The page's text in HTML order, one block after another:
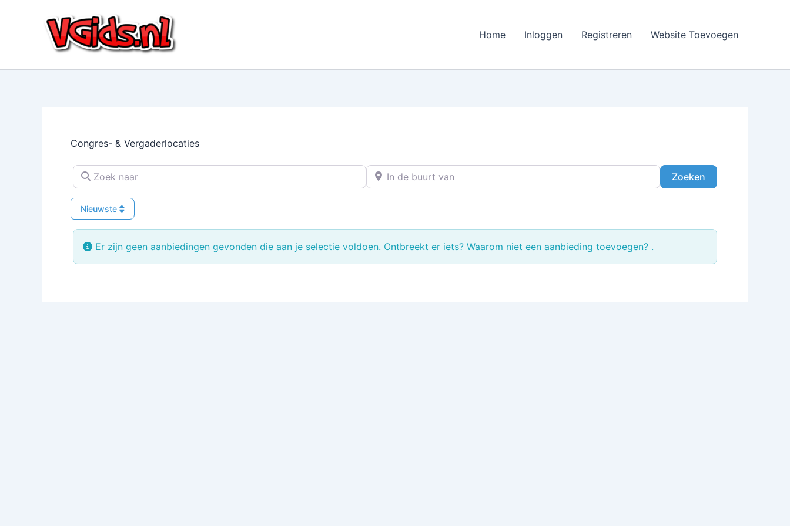
Home Inloggen Registreren Website Toevoegen
Congres- & Vergaderlocaties
Zoek naar In de buurt van
ZoekenZoeken
Nieuwste
Er zijn geen aanbiedingen gevonden die aan je selectie voldoen. Ontbreekt er iets? Waarom niet een aanbieding toevoegen? .